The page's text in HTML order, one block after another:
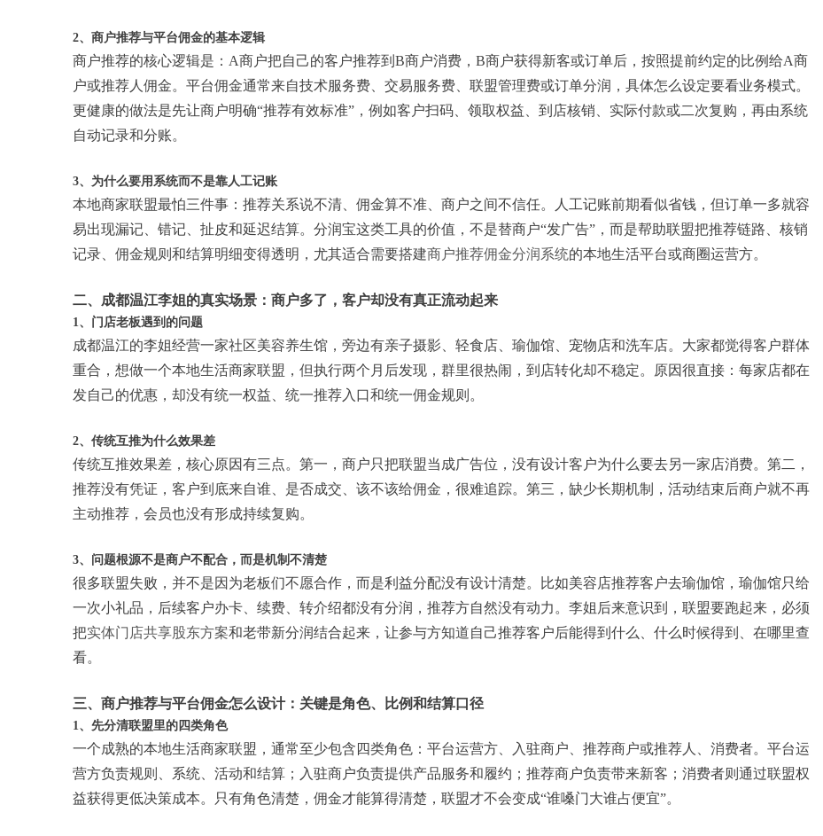
2、商户推荐与平台佣金的基本逻辑
商户推荐的核心逻辑是：A商户把自己的客户推荐到B商户消费，B商户获得新客或订单后，按照提前约定的比例给A商
户或推荐人佣金。平台佣金通常来自技术服务费、交易服务费、联盟管理费或订单分润，具体怎么设定要看业务模式。
更健康的做法是先让商户明确“推荐有效标准”，例如客户扫码、领取权益、到店核销、实际付款或二次复购，再由系统
自动记录和分账。
3、为什么要用系统而不是靠人工记账
本地商家联盟最怕三件事：推荐关系说不清、佣金算不准、商户之间不信任。人工记账前期看似省钱，但订单一多就容
易出现漏记、错记、扯皮和延迟结算。分润宝这类工具的价值，不是替商户“发广告”，而是帮助联盟把推荐链路、核销
记录、佣金规则和结算明细变得透明，尤其适合需要搭建商户推荐佣金分润系统的本地生活平台或商圈运营方。
二、成都温江李姐的真实场景：商户多了，客户却没有真正流动起来
1、门店老板遇到的问题
成都温江的李姐经营一家社区美容养生馆，旁边有亲子摄影、轻食店、瑜伽馆、宠物店和洗车店。大家都觉得客户群体
重合，想做一个本地生活商家联盟，但执行两个月后发现，群里很热闹，到店转化却不稳定。原因很直接：每家店都在
发自己的优惠，却没有统一权益、统一推荐入口和统一佣金规则。
2、传统互推为什么效果差
传统互推效果差，核心原因有三点。第一，商户只把联盟当成广告位，没有设计客户为什么要去另一家店消费。第二，
推荐没有凭证，客户到底来自谁、是否成交、该不该给佣金，很难追踪。第三，缺少长期机制，活动结束后商户就不再
主动推荐，会员也没有形成持续复购。
3、问题根源不是商户不配合，而是机制不清楚
很多联盟失败，并不是因为老板们不愿合作，而是利益分配没有设计清楚。比如美容店推荐客户去瑜伽馆，瑜伽馆只给
一次小礼品，后续客户办卡、续费、转介绍都没有分润，推荐方自然没有动力。李姐后来意识到，联盟要跑起来，必须
把实体门店共享股东方案和老带新分润结合起来，让参与方知道自己推荐客户后能得到什么、什么时候得到、在哪里查
看。
三、商户推荐与平台佣金怎么设计：关键是角色、比例和结算口径
1、先分清联盟里的四类角色
一个成熟的本地生活商家联盟，通常至少包含四类角色：平台运营方、入驻商户、推荐商户或推荐人、消费者。平台运
营方负责规则、系统、活动和结算；入驻商户负责提供产品服务和履约；推荐商户负责带来新客；消费者则通过联盟权
益获得更低决策成本。只有角色清楚，佣金才能算得清楚，联盟才不会变成“谁嗓门大谁占便宜”。